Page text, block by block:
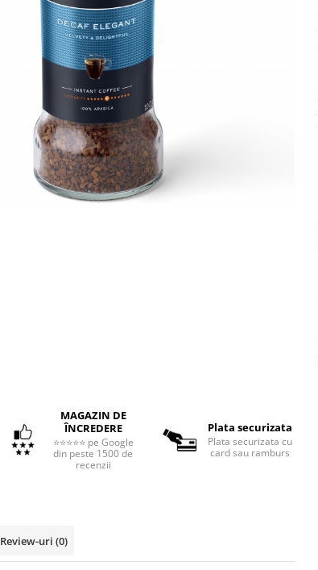
MAGAZIN DE
ÎNCREDERE
⭐⭐⭐⭐⭐ pe Google
din peste 1500 de
recenzii
Plata securizata
Plata securizata cu
card sau ramburs
Review-uri (0)